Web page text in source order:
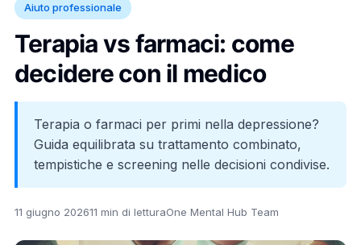
Aiuto professionale
Terapia vs farmaci: come
decidere con il medico
Terapia o farmaci per primi nella depressione?
Guida equilibrata su trattamento combinato,
tempistiche e screening nelle decisioni condivise.
11 giugno 202611 min di letturaOne Mental Hub Team